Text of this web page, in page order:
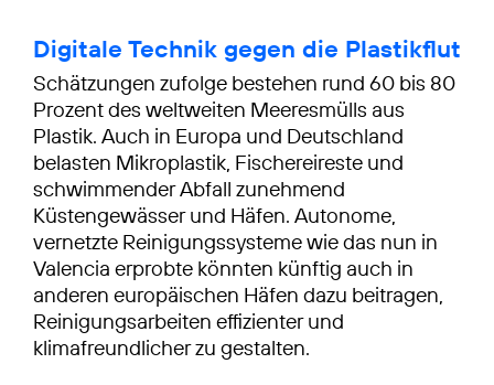
Digitale Technik gegen die Plastikflut
Schätzungen zufolge bestehen rund 60 bis 80
Prozent des weltweiten Meeresmülls aus
Plastik. Auch in Europa und Deutschland
belasten Mikroplastik, Fischereireste und
schwimmender Abfall zunehmend
Küstengewässer und Häfen. Autonome,
vernetzte Reinigungssysteme wie das nun in
Valencia erprobte könnten künftig auch in
anderen europäischen Häfen dazu beitragen,
Reinigungsarbeiten effizienter und
klimafreundlicher zu gestalten.